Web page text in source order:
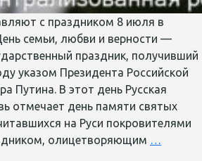
с праздником 8 июля в
семьи, любви и верности —
праздник, получивший
указом Президента Российской
Путина. В этот день Русская
отмечает день памяти святых
на Руси покровителями
олицетворяющим …